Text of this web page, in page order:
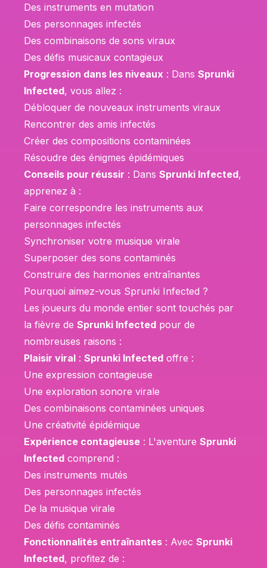
Des instruments en mutation
Des personnages infectés
Des combinaisons de sons viraux
Des défis musicaux contagieux
Progression dans les niveaux : Dans Sprunki
Infected, vous allez :
Débloquer de nouveaux instruments viraux
Rencontrer des amis infectés
Créer des compositions contaminées
Résoudre des énigmes épidémiques
Conseils pour réussir : Dans Sprunki Infected,
apprenez à :
Faire correspondre les instruments aux
personnages infectés
Synchroniser votre musique virale
Superposer des sons contaminés
Construire des harmonies entraînantes
Pourquoi aimez-vous Sprunki Infected ?
Les joueurs du monde entier sont touchés par
la fièvre de Sprunki Infected pour de
nombreuses raisons :
Plaisir viral : Sprunki Infected offre :
Une expression contagieuse
Une exploration sonore virale
Des combinaisons contaminées uniques
Une créativité épidémique
Expérience contagieuse : L'aventure Sprunki
Infected comprend :
Des instruments mutés
Des personnages infectés
De la musique virale
Des défis contaminés
Fonctionnalités entraînantes : Avec Sprunki
Infected, profitez de :